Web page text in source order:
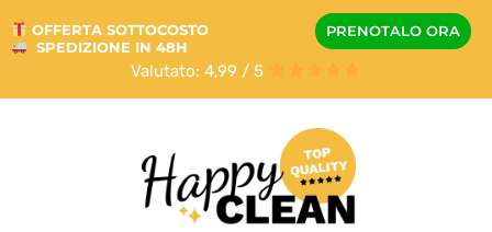
OFFERTA SOTTOCOSTO
SPEDIZIONE IN 48H
PRENOTALO ORA
Valutato: 4,99 / 5